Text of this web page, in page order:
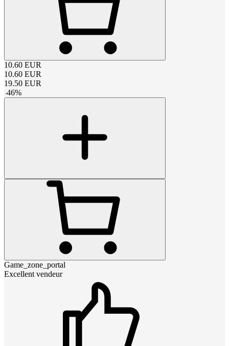
10.60 EUR
10.60 EUR
19.50 EUR
-46%
Game_zone_portal
Excellent vendeur